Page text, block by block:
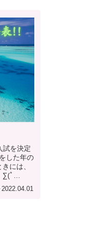
試を決定
した年の
には、
∑(ﾟ
2022.04.01